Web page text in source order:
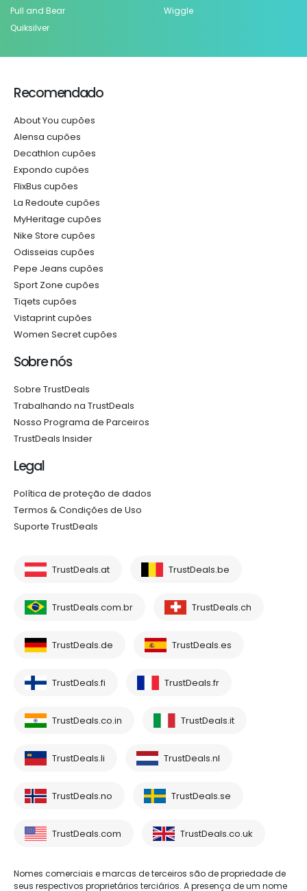
Pull and Bear
Quiksilver
Wiggle
Recomendado
About You cupões
Alensa cupões
Decathlon cupões
Expondo cupões
FlixBus cupões
La Redoute cupões
MyHeritage cupões
Nike Store cupões
Odisseias cupões
Pepe Jeans cupões
Sport Zone cupões
Tiqets cupões
Vistaprint cupões
Women Secret cupões
Sobre nós
Sobre TrustDeals
Trabalhando na TrustDeals
Nosso Programa de Parceiros
TrustDeals Insider
Legal
Política de proteção de dados
Termos & Condições de Uso
Suporte TrustDeals
TrustDeals.at TrustDeals.be
TrustDeals.com.br TrustDeals.ch
TrustDeals.de TrustDeals.es
TrustDeals.fi TrustDeals.fr
TrustDeals.co.in TrustDeals.it
TrustDeals.li TrustDeals.nl
TrustDeals.no TrustDeals.se
TrustDeals.com TrustDeals.co.uk
Nomes comerciais e marcas de terceiros são de propriedade de
seus respectivos proprietários terciários. A presença de um nome